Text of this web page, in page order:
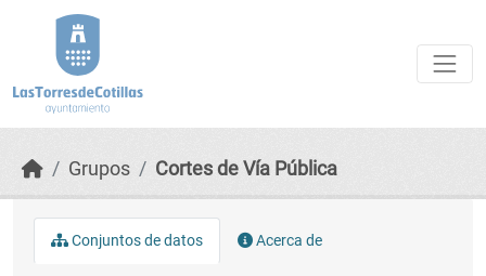
Grupos Cortes de Vía Pública
Conjuntos de datos Acerca de